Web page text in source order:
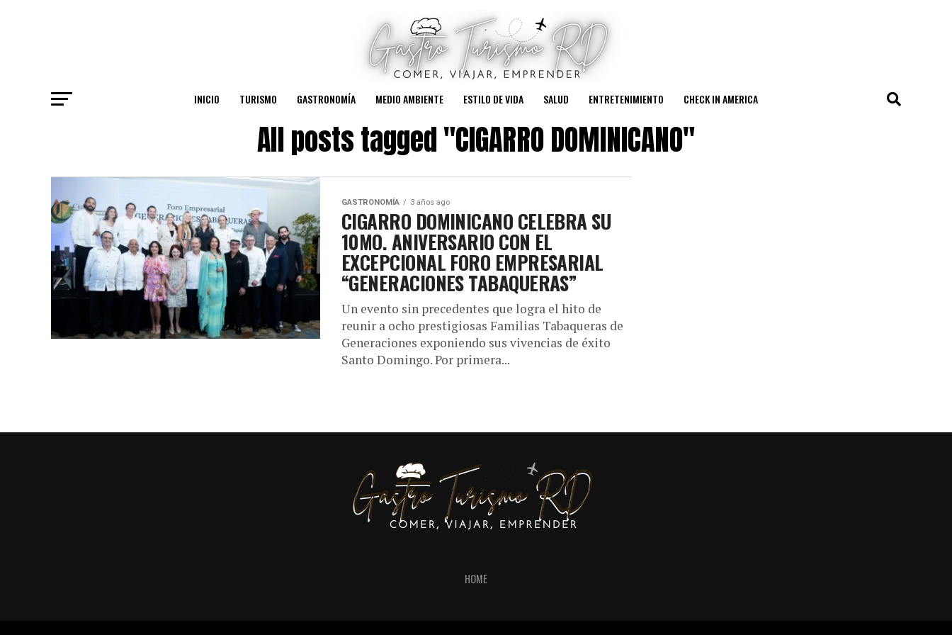
INICIO TURISMO GASTRONOMÍA MEDIO AMBIENTE ESTILO DE VIDA SALUD ENTRETENIMIENTO CHECK IN AMERICA
All posts tagged "CIGARRO DOMINICANO"
GASTRONOMÍA 3 años ago
CIGARRO DOMINICANO CELEBRA SU
10MO. ANIVERSARIO CON EL
EXCEPCIONAL FORO EMPRESARIAL
“GENERACIONES TABAQUERAS”
Un evento sin precedentes que logra el hito de
reunir a ocho prestigiosas Familias Tabaqueras de
Generaciones exponiendo sus vivencias de éxito
Santo Domingo. Por primera...
HOME